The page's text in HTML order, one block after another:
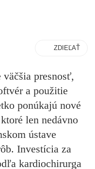
ZDIEĽAŤ
presnosť,
a použitie
ponúkajú nové
len nedávno
ústave
Investícia za
kardiochirurga